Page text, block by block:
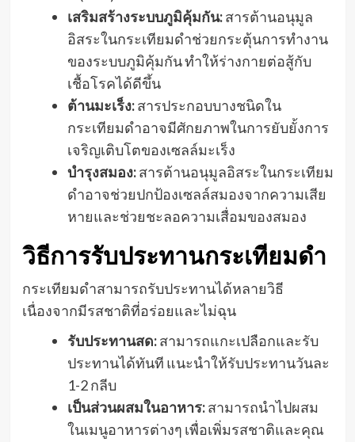
เสริมสร้างระบบภูมิคุ้มกัน:สารต้านอนุมูล
อิสระในกระเทียมดำช่วยกระตุ้นการทำงาน
ของระบบภูมิคุ้มกัน ทำให้ร่างกายต่อสู้กับ
เชื้อโรคได้ดีขึ้น
ต้านมะเร็ง:สารประกอบบางชนิดใน
กระเทียมดำอาจมีศักยภาพในการยับยั้งการ
เจริญเติบโตของเซลล์มะเร็ง
บำรุงสมอง:สารต้านอนุมูลอิสระในกระเทียม
ดำอาจช่วยปกป้องเซลล์สมองจากความเสีย
หายและช่วยชะลอความเสื่อมของสมอง
วิธีการรับประทานกระเทียมดำ
กระเทียมดำสามารถรับประทานได้หลายวิธี
เนื่องจากมีรสชาติที่อร่อยและไม่ฉุน
รับประทานสด:สามารถแกะเปลือกและรับ
ประทานได้ทันที แนะนำให้รับประทานวันละ
1-2 กลีบ
เป็นส่วนผสมในอาหาร:สามารถนำไปผสม
ในเมนูอาหารต่างๆ เพื่อเพิ่มรสชาติและคุณ